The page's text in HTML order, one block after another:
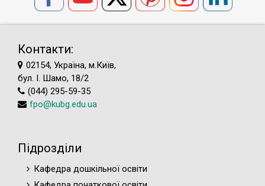
Контакти:
02154, Україна, м.Київ,
бул. І. Шамо, 18/2
(044) 295-59-35
fpo@kubg.edu.ua
Підрозділи
Кафедра дошкільної освіти